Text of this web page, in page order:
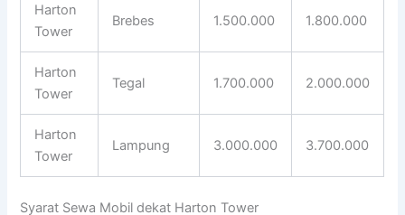
Harton
Tower
Brebes 1.500.000 1.800.000
Harton
Tower
Tegal 1.700.000 2.000.000
Harton
Tower
Lampung 3.000.000 3.700.000
Syarat Sewa Mobil dekat Harton Tower